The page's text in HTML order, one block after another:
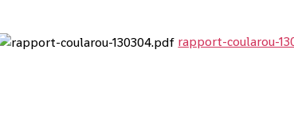
rapport-coularou-